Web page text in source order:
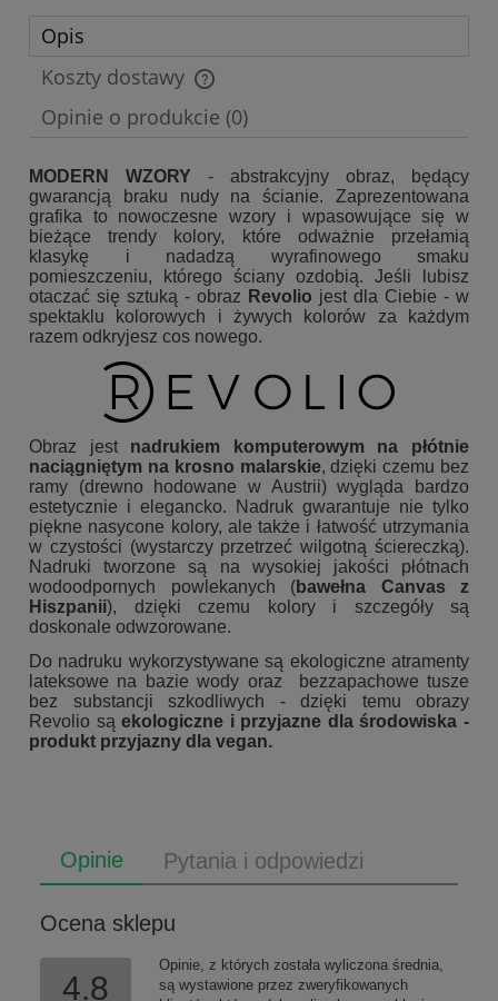
Opis
Koszty dostawy
Cena nie zawiera ewentualnych kosztów płatności
Opinie o produkcie (0)
MODERN WZORY - abstrakcyjny obraz, będący
gwarancją braku nudy na ścianie. Zaprezentowana
grafika to nowoczesne wzory i wpasowujące się w
bieżące trendy kolory, które odważnie przełamią
klasykę i nadadzą wyrafinowego smaku
pomieszczeniu, którego ściany ozdobią. Jeśli lubisz
otaczać się sztuką - obraz Revolio jest dla Ciebie - w
spektaklu kolorowych i żywych kolorów za każdym
razem odkryjesz cos nowego.
Obraz jest nadrukiem komputerowym na płótnie
naciągniętym na krosno malarskie, dzięki czemu bez
ramy (drewno hodowane w Austrii) wygląda bardzo
estetycznie i elegancko. Nadruk gwarantuje nie tylko
piękne nasycone kolory, ale także i łatwość utrzymania
w czystości (wystarczy przetrzeć wilgotną ściereczką).
Nadruki tworzone są na wysokiej jakości płótnach
wodoodpornych powlekanych (bawełna Canvas z
Hiszpanii), dzięki czemu kolory i szczegóły są
doskonale odwzorowane.
Do nadruku wykorzystywane są ekologiczne atramenty
lateksowe na bazie wody oraz bezzapachowe tusze
bez substancji szkodliwych - dzięki temu obrazy
Revolio są ekologiczne i przyjazne dla środowiska -
produkt przyjazny dla vegan.
Opinie Pytania i odpowiedzi
Ocena sklepu
4.8
Opinie, z których została wyliczona średnia,
są wystawione przez zweryfikowanych